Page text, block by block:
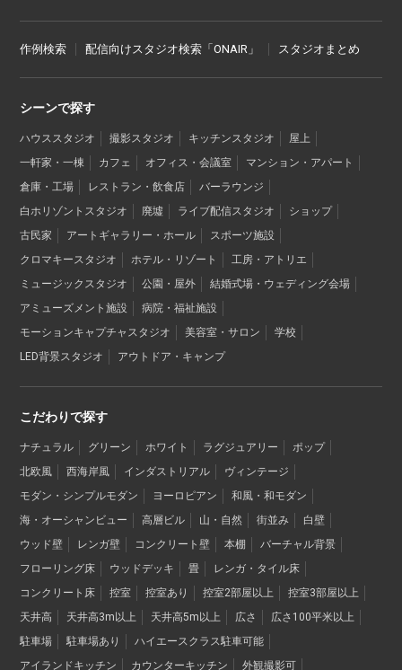
作例検索 配信向けスタジオ検索「ONAIR」 スタジオまとめ
シーンで探す
ハウススタジオ 撮影スタジオ キッチンスタジオ
屋上
一軒家・一棟
カフェ オフィス・会議室
マンション・アパート
倉庫・工場
レストラン・飲食店
バーラウンジ
白ホリゾントスタジオ
廃墟 ライブ配信スタジオ
ショップ
古民家
アートギャラリー・ホール
スポーツ施設
クロマキースタジオ
ホテル・リゾート
工房・アトリエ
ミュージックスタジオ
公園・屋外
結婚式場・ウェディング会場
アミューズメント施設
病院・福祉施設
モーションキャプチャスタジオ
美容室・サロン
学校
LED背景スタジオ
アウトドア・キャンプ
こだわりで探す
ナチュラル グリーン ホワイト ラグジュアリー
ポップ
北欧風
西海岸風 インダストリアル
ヴィンテージ
モダン・シンプルモダン
ヨーロピアン
和風・和モダン
海・オーシャンビュー
高層ビル 山・自然 街並み
白壁
ウッド壁
レンガ壁 コンクリート壁 本棚
バーチャル背景
フローリング床
ウッドデッキ 畳
レンガ・タイル床
コンクリート床
控室 控室あり 控室2部屋以上
控室3部屋以上
天井高
天井高3m以上 天井高5m以上 広さ
広さ100平米以上
駐車場
駐車場あり
ハイエースクラス駐車可能
アイランドキッチン
カウンターキッチン
外観撮影可